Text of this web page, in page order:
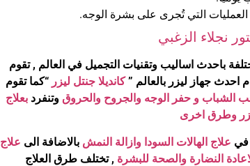
التي تُجرى على بشرة الوجه.
نجلاء الزغبي
باحدث اساليب وتقنيات التجميل في العالم , تقوم
احدث جهاز ليزر بالعالم ”كانديلا جنتل ليزر “كما تقوم
حب الشباب و حفر الوجه والجروح والحروق وتنفرد بعلاج
وطرق اخرى
في علاج الهالات السودا وازالة النمش بالاضافة الى علاج
النضارة والصحة للبشرة , تختلف طرق العلاج